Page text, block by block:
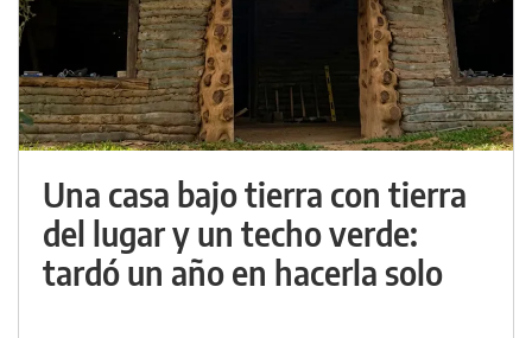
Una casa bajo tierra con tierra
del lugar y un techo verde:
tardó un año en hacerla solo